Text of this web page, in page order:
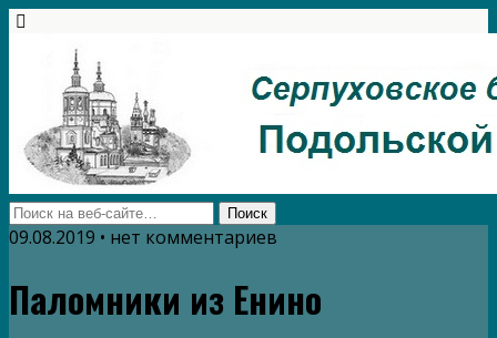
09.08.2019 • нет комментариев
Паломники из Енино